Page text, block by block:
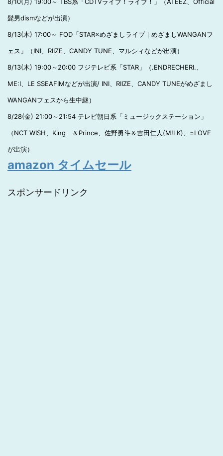
髭男dismなどが出演）
8/13(木) 17:00～ FOD「STAR×めざましライブ｜めざましWANGANフ
ェス」（INI、RIIZE、CANDY TUNE、マルシィなどが出演）
8/13(木) 19:00～20:00 フジテレビ系「STAR」（.ENDRECHERI.、
ME:I、LE SSEAFIMなどが出演/ INI、RIIZE、CANDY TUNEがめざまし
WANGANフェスから生中継）
8/28(金) 21:00～21:54 テレビ朝日系「ミュージックステーション」
（NCT WISH、King ＆Prince、佐野勇斗＆吉田仁人(M!LK)、=LOVE
が出演）
amazon タイムセール
スポンサードリンク